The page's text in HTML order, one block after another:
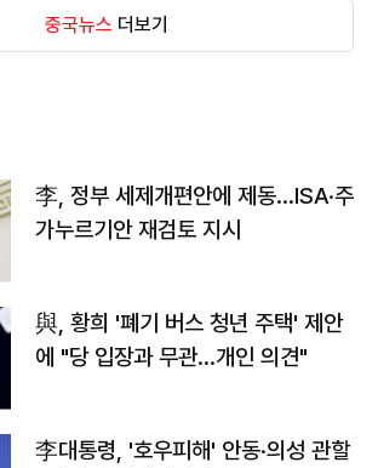
중국뉴스 더보기
李, 정부 세제개편안에 제동…ISA·주
가누르기안 재검토 지시
與, 황희 '폐기 버스 청년 주택' 제안
에 "당 입장과 무관…개인 의견"
李대통령, '호우피해' 안동·의성 관할